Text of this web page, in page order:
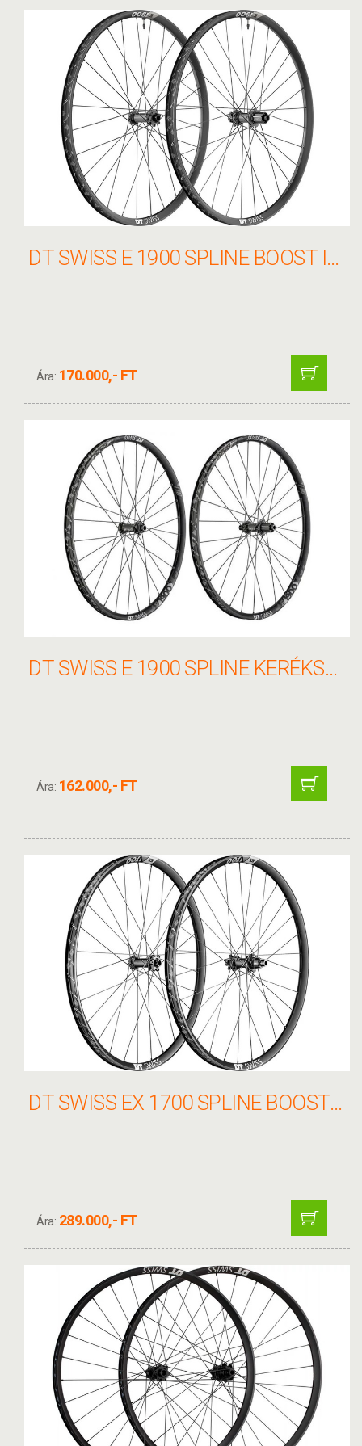
DT SWISS E 1900 SPLINE BOOST IS KERÉKSZETT 27.5" 15/110 - 12/148 RATCHET LN 30MM
Ára: 170.000,- FT
DT SWISS E 1900 SPLINE KERÉKSZETT 27.5" CL 15/100 - 12/142 30MM SHIMANO
Ára: 162.000,- FT
DT SWISS EX 1700 SPLINE BOOST 29" IS KERÉKSZETT 15X110 - 12X148 30MM
Ára: 289.000,- FT